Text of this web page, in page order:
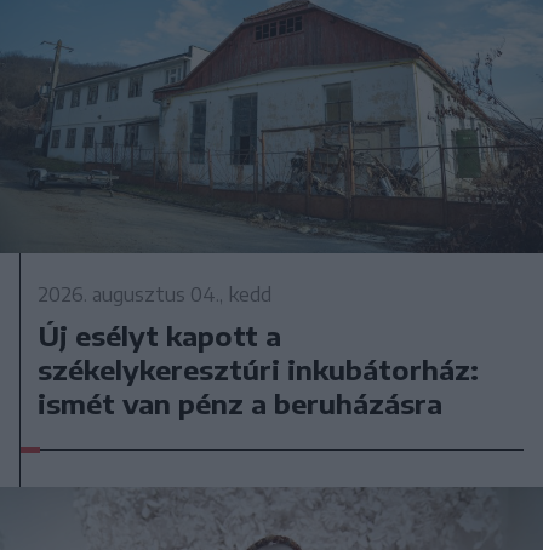
2026. augusztus 04., kedd
Új esélyt kapott a
székelykeresztúri inkubátorház:
ismét van pénz a beruházásra